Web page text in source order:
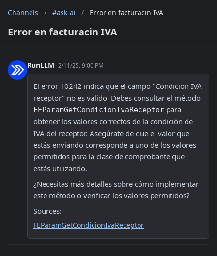
Channels / #ask-ai / Error en facturacin IVA
Error en facturacin IVA
RunLLM 2/11/25, 9:00 PM
El error 10242 indica que el campo "Condicion IVA
FEParamGetCondicionIvaReceptor para
obtener los valores correctos de la condición de
IVA del receptor. Asegúrate de que el valor que
estás enviando corresponde a uno de los valores
permitidos para la clase de comprobante que
estás utilizando.
¿Necesitas más detalles sobre cómo implementar
este método o verificar los valores permitidos?
Sources:
FEParamGetCondicionIvaReceptor